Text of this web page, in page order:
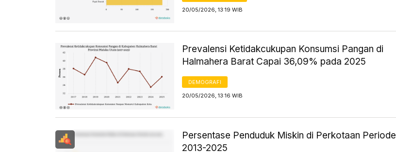
20/05/2026, 13:19 WIB
Prevalensi Ketidakcukupan Konsumsi Pangan di
Halmahera Barat Capai 36,09% pada 2025
DEMOGRAFI
20/05/2026, 13:16 WIB
Persentase Penduduk Miskin di Perkotaan Periode
2013-2025